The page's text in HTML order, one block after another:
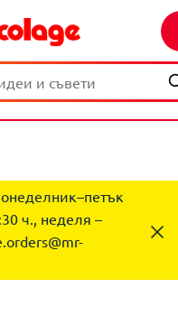
ч., неделя –